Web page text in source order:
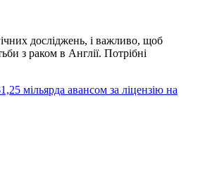
досліджень, і важливо, щоб
з раком в Англії. Потрібні
мільярда авансом за ліцензію на